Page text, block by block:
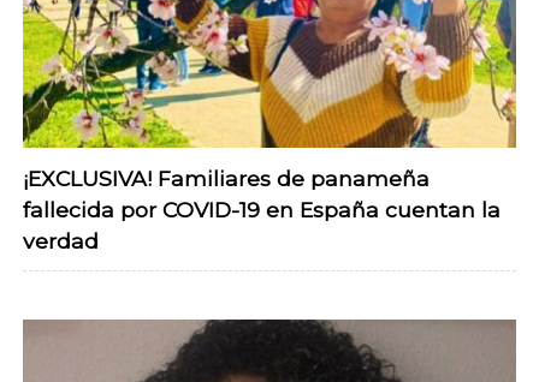
¡EXCLUSIVA! Familiares de panameña
fallecida por COVID-19 en España cuentan la
verdad